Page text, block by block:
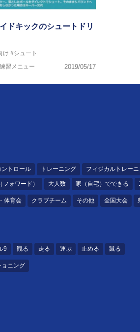
ドキックのシュートドリ
け #シュート
習メニュー
2019/05/17
ントロール トレーニング フィジカルトレー
フォワード） 大人数 家（自宅）でできる
体育会 クラブチーム その他 全国大会
9 観る 走る 運ぶ 止める 蹴る
ョニング